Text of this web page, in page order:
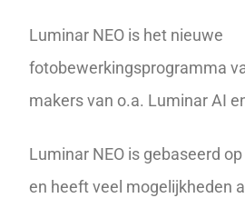
Luminar NEO is het nieuwe
fotobewerkingsprogramma
makers van o.a. Luminar AI
Luminar NEO is gebaseerd
en heeft veel mogelijkheden